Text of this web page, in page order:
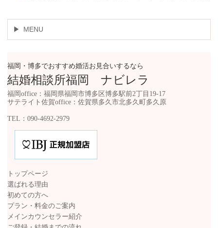
MENU
福岡・博多でおすすめ婚活お見合いするなら
結婚相談所福岡 ナビレラ
福岡office：福岡県福岡市博多区博多駅前2丁目19-17
サテライト佐賀office：佐賀県多久市北多久町多久原
TEL：090-4692-2979
トップページ
選ばれる理由
初めての方へ
プラン・料金のご案内
メインカウンセラー紹介